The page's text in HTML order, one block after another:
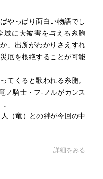
やっぱり面白い物語でし
域に大被害を与える糸胞
」出所がわかりさえすれ
厄を根絶することが可能
てくると歌われる糸胞。
ノ騎士・フ-ノルがカンス
（竜）との絆が今回の中
詳細をみる